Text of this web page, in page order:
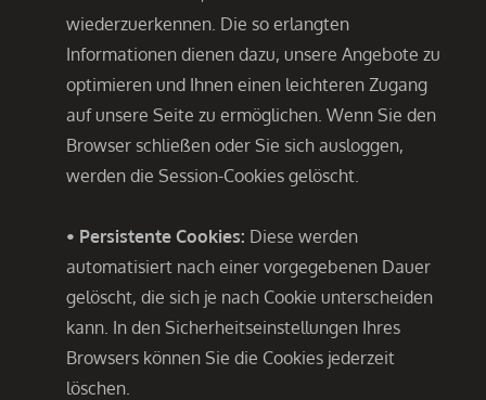
wiederzuerkennen. Die so erlangten
Informationen dienen dazu, unsere Angebote zu
optimieren und Ihnen einen leichteren Zugang
auf unsere Seite zu ermöglichen. Wenn Sie den
Browser schließen oder Sie sich ausloggen,
werden die Session-Cookies gelöscht.
• Persistente Cookies: Diese werden
automatisiert nach einer vorgegebenen Dauer
gelöscht, die sich je nach Cookie unterscheiden
kann. In den Sicherheitseinstellungen Ihres
Browsers können Sie die Cookies jederzeit
löschen.